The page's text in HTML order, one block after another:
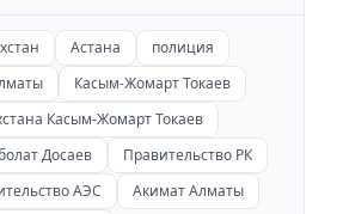
Астана
полиция
Касым-Жомарт Токаев
Касым-Жомарт Токаев
Досаев
Правительство РК
АЭС
Акимат Алматы